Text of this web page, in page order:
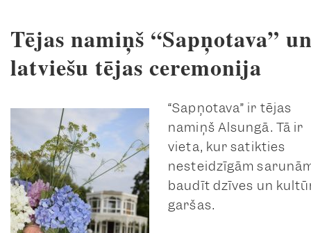
Tējas namiņš “Sapņotava”
latviešu tējas ceremonija
“Sapņotava” ir tējas
namiņš Alsungā. Tā ir
vieta, kur satikties
nesteidzīgām
baudīt dzīves un
garšas.